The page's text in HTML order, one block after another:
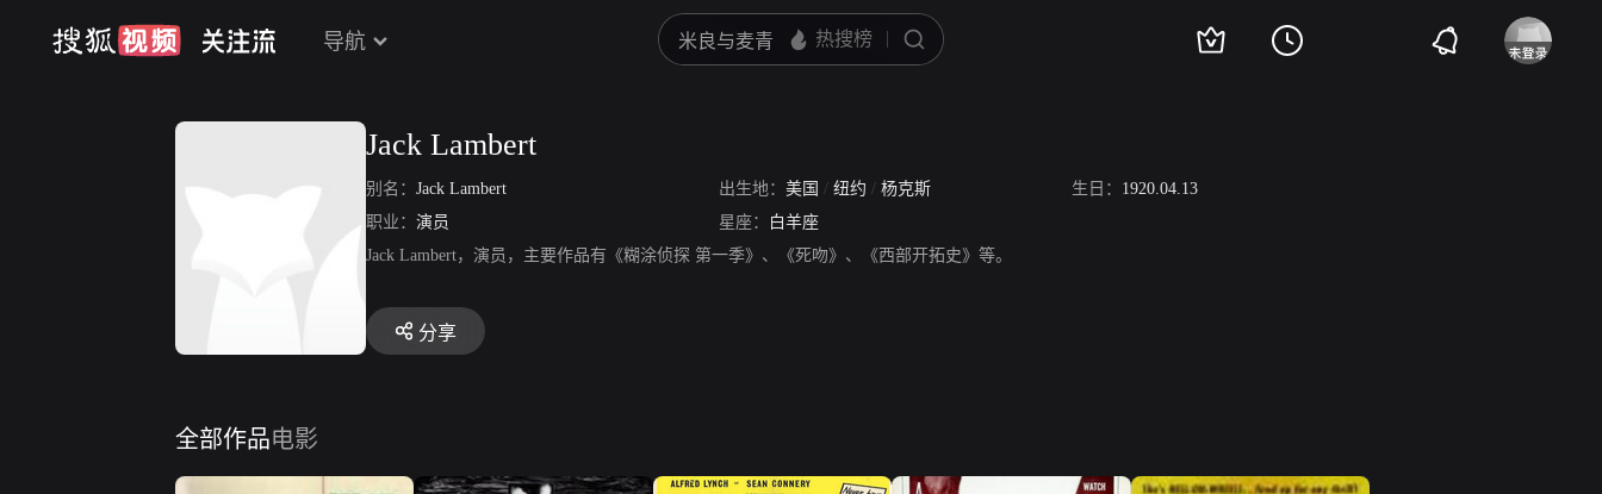
导航
Jack Lambert
别名： Jack Lambert 出生地： 美国 / 纽约 / 杨克斯 生日： 1920.04.13
职业： 演员 星座：
白羊座
Jack Lambert，演员，主要作品有《糊涂侦探 第一季》、《死吻》、《西部开拓史》等。
分享
全部作品电影